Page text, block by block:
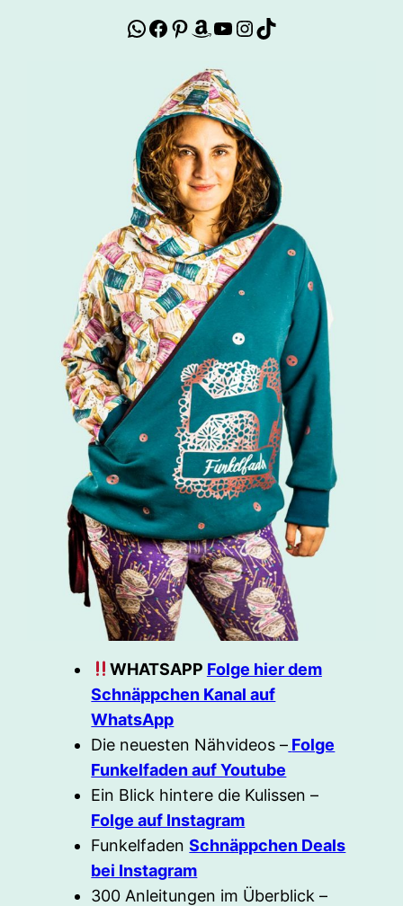
WhatsApp
Facebook
Pinterest
Amazon
YouTube
Instagram
TikTok
WHATSAPP Folge hier dem
Schnäppchen Kanal auf
WhatsApp
Die neuesten Nähvideos – Folge
Funkelfaden auf Youtube
Ein Blick hintere die Kulissen –
Folge auf Instagram
FunkelfadenSchnäppchen Deals
bei Instagram
300 Anleitungen im Überblick –